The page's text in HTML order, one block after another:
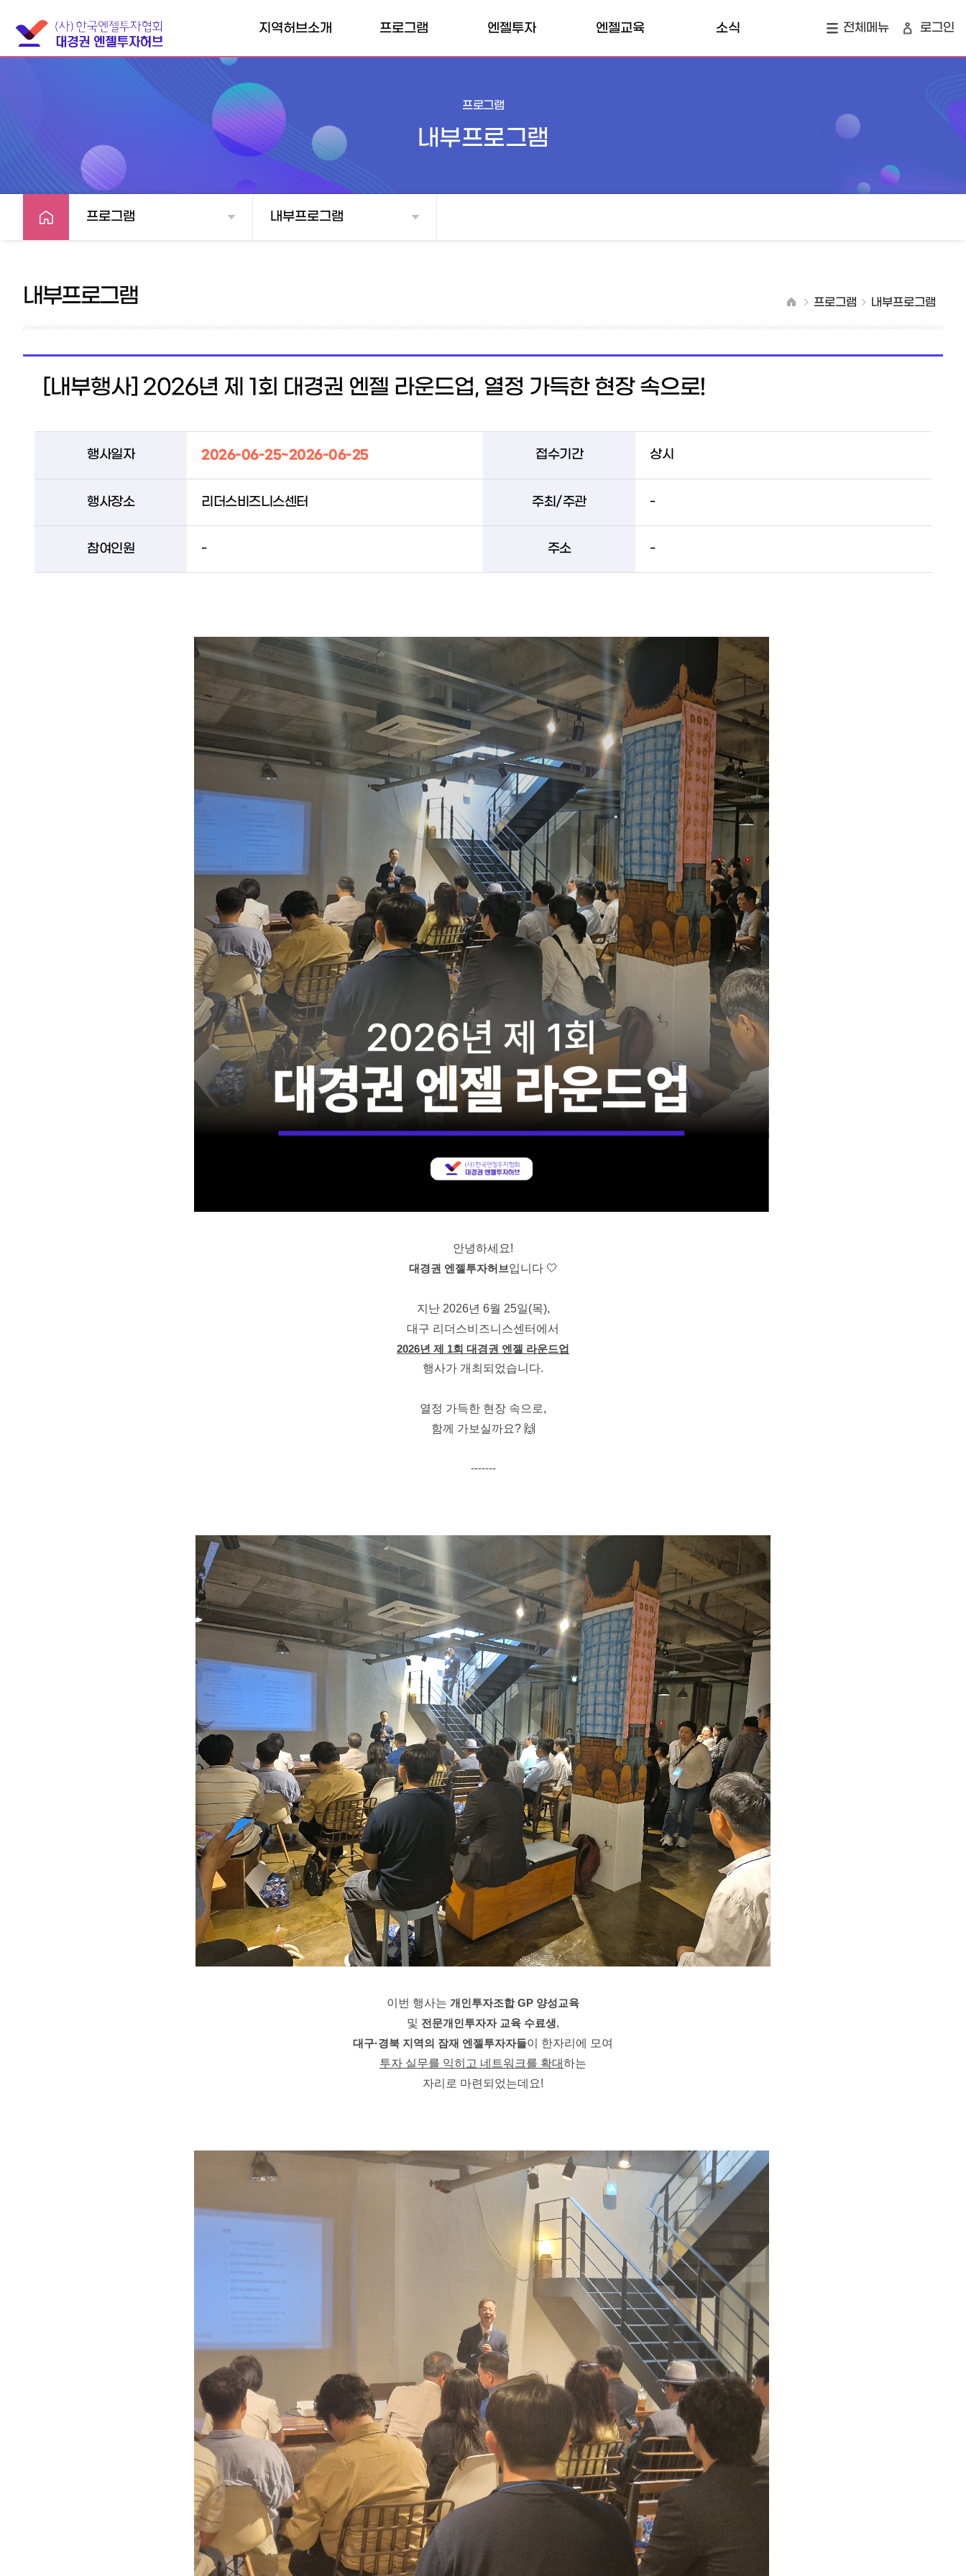
지역허브소개
협의회소개
찾아오시는길
프로그램 엔젤투자
개인투자조합
전문개인투자자
엔젤교육 소식 전체메뉴 로그인
프로그램
내부프로그램
프로그램 내부프로그램
내부프로그램 프로그램 내부프로그램
[내부행사] 2026년 제 1회 대경권 엔젤 라운드업, 열정 가득한 현장 속으로!
행사일자 2026-06-25~2026-06-25 접수기간 상시
행사장소 리더스비즈니스센터 주최/주관 -
참여인원 - 주소 -
안녕하세요!
대경권 엔젤투자허브입니다 🤍
지난 2026년 6월 25일(목),
대구 리더스비즈니스센터에서
2026년 제 1회 대경권 엔젤 라운드업
행사가 개최되었습니다.
열정 가득한 현장 속으로,
함께 가보실까요? 🙌
-------
이번 행사는 개인투자조합 GP 양성교육
및 전문개인투자자 교육 수료생,
대구·경북 지역의 잠재 엔젤투자자들이 한자리에 모여
투자 실무를 익히고 네트워크를 확대하는
자리로 마련되었는데요!